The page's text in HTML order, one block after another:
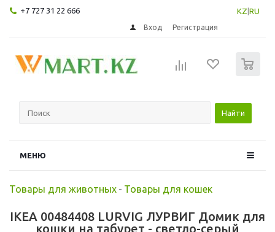
+7 727 31 22 666 KZ RU
Вход Регистрация
Найти
МЕНЮ
Товары для животных - Товары для кошек
IKEA 00484408 LURVIG ЛУРВИГ Домик для
кошки на табурет - светло-серый